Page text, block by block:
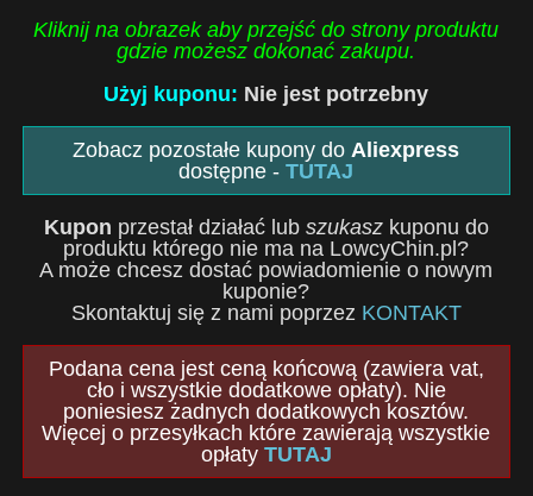
Kliknij na obrazek aby przejść do strony produktu
gdzie możesz dokonać zakupu.
Użyj kuponu: Nie jest potrzebny
Zobacz pozostałe kupony do Aliexpress
dostępne -TUTAJ
Kupon przestał działać lub szukaszkuponu do
produktu którego nie ma na LowcyChin.pl?
A może chcesz dostać powiadomienie o nowym
kuponie?
Skontaktuj się z nami poprzez KONTAKT
Podana cena jest ceną końcową (zawiera vat,
cło i wszystkie dodatkowe opłaty). Nie
poniesiesz żadnych dodatkowych kosztów.
Więcej o przesyłkach które zawierają wszystkie
opłaty TUTAJ